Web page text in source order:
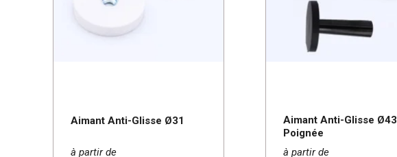
Aimant Anti-Glisse Ø31
à partir de
Aimant Anti-Glisse Ø43
Poignée
à partir de